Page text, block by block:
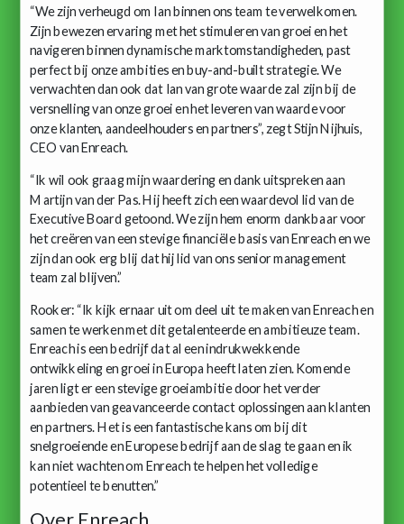
“We zijn verheugd om Ian binnen ons team te verwelkomen.
Zijn bewezen ervaring met het stimuleren van groei en het
navigeren binnen dynamische marktomstandigheden, past
perfect bij onze ambities en buy-and-built strategie. We
verwachten dan ook dat Ian van grote waarde zal zijn bij de
versnelling van onze groei en het leveren van waarde voor
onze klanten, aandeelhouders en partners”, zegt Stijn Nijhuis,
CEO van Enreach.
“Ik wil ook graag mijn waardering en dank uitspreken aan
Martijn van der Pas. Hij heeft zich een waardevol lid van de
Executive Board getoond. We zijn hem enorm dankbaar voor
het creëren van een stevige financiële basis van Enreach en we
zijn dan ook erg blij dat hij lid van ons senior management
team zal blijven.”
Rooker: “Ik kijk ernaar uit om deel uit te maken van Enreach en
samen te werken met dit getalenteerde en ambitieuze team.
Enreach is een bedrijf dat al een indrukwekkende
ontwikkeling en groei in Europa heeft laten zien. Komende
jaren ligt er een stevige groeiambitie door het verder
aanbieden van geavanceerde contact oplossingen aan klanten
en partners. Het is een fantastische kans om bij dit
snelgroeiende en Europese bedrijf aan de slag te gaan en ik
kan niet wachten om Enreach te helpen het volledige
potentieel te benutten.”
Over Enreach